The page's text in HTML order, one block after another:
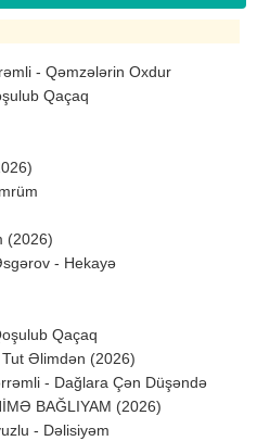
- Qəmzələrin Oxdur
Qaçaq
(2026)
- Hekayə
Qaçaq
Əlimdən (2026)
- Dağlara Çən Düşəndə
BAĞLIYAM (2026)
- Dəlisiyəm